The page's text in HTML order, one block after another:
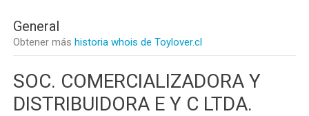
General
Obtener más historia whois de Toylover.cl
SOC. COMERCIALIZADORA Y
DISTRIBUIDORA E Y C LTDA.